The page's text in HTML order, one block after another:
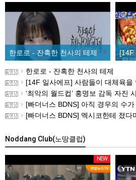
5
한로로 - 잔혹한 천사의 테제 [14F 일
한로로 - 잔혹한 천사의 테제
[14F 일사에프] 사람들이 대체육을
‘최악의 월드컵’ 홍명보 감독 자진
[빠더너스 BDNS] 아직 경우의 수가 남아있다!!
[빠더너스 BDNS] 멕시코한테 졌다
Noddang Club(노땅클럽)
NEW